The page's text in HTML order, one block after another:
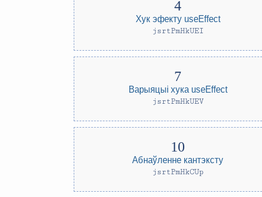
Хук эфекту useEffect
jsrtPmHkUEI
Варыяцыі хука useEffect
jsrtPmHkUEV
Абнаўленне кантэксту
jsrtPmHkCUp